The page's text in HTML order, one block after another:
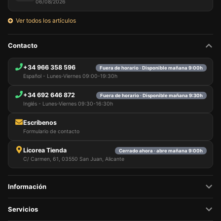
06/08/2026
Ver todos los artículos
Contacto
+34 966 358 596 Fuera de horario · Disponible mañana 9:00h
Español - Lunes-Viernes 09:00-19:30h
+34 692 646 872 Fuera de horario · Disponible mañana 9:30h
Inglés - Lunes-Viernes 09:30-16:30h
Escríbenos
Formulario de contacto
Licorea Tienda Cerrado ahora · abre mañana 9:00h
C/ Carmen, 61, 03550 San Juan, Alicante
Información
Servicios
Puede rechazar todo tratamiento no esencial
Puede personalizar su elección y seleccionar las
cookies que nos permite utilizar en su sesión.